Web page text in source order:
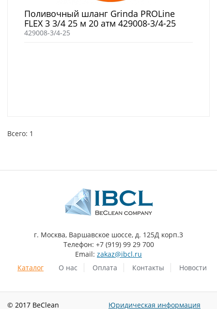
Поливочный шланг Grinda PROLine
FLEX 3 3/4 25 м 20 атм 429008-3/4-25
429008-3/4-25
Всего: 1
г. Москва, Варшавское шоссе, д. 125Д корп.3
Телефон: +7 (919) 99 29 700
Email: zakaz@ibcl.ru
Каталог
О нас Оплата Контакты Новости
© 2017 BeClean Юридическая информация